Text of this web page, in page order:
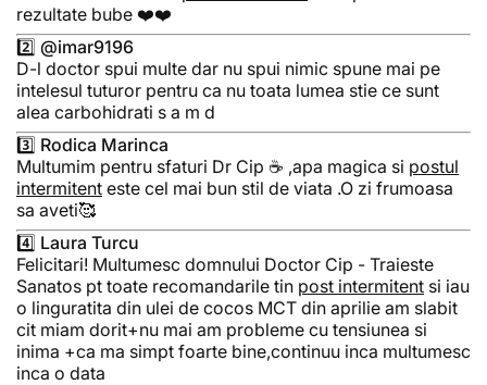
rezultate bube ❤️❤️
2️⃣ @imar9196
D-l doctor spui multe dar nu spui nimic spune mai pe
intelesul tuturor pentru ca nu toata lumea stie ce sunt
alea carbohidrati s a m d
3️⃣ Rodica Marinca
Multumim pentru sfaturi Dr Cip ☕ ,apa magica si postul
intermitent este cel mai bun stil de viata .O zi frumoasa
sa aveti🥰
4️⃣ Laura Turcu
Felicitari! Multumesc domnului Doctor Cip - Traieste
Sanatos pt toate recomandarile tin post intermitent si iau
o linguratita din ulei de cocos MCT din aprilie am slabit
cit miam dorit+nu mai am probleme cu tensiunea si
inima +ca ma simpt foarte bine,continuu inca multumesc
inca o data